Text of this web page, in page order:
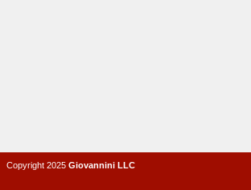
Copyright 2025 Giovannini LLC